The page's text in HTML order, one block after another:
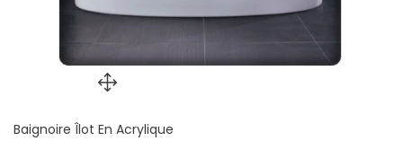
Baignoire Îlot En Acrylique